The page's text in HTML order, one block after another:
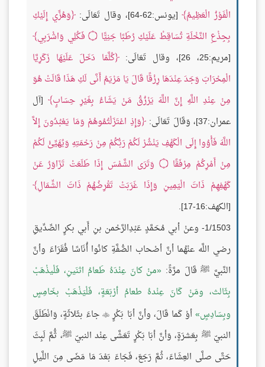
الْفَوْزُ الْعَظِيمُ [يونس:62-64]، وقال تَعَالَى:
وَهُزِّي إِلَيْكِ
بِجِذْعِ النَّخْلَةِ تُسَاقِطْ عَلَيْكِ رُطَبًا جَنِيًّا ۝ فَكُلِي وَاشْرَبِي
[مريم:25، 26]، وقال تَعَالَى:
كُلَّمَا دَخَلَ عَلَيْهَا زَكَرِيَّا
الْمِحْرَابَ وَجَدَ عِنْدَهَا رِزْقًا قَالَ يَا مَرْيَمُ أَنَّى لَكِ هَذَا قَالَتْ هُوَ
مِنْ عِنْدِ اللَّهِ إِنَّ اللَّهَ يَرْزُقُ مَنْ يَشَاءُ بِغَيْرِ حِسَابٍ
[آل
عمران:37]، وَقَالَ تَعَالَى:
وَإِذِ اعْتَزَلْتُمُوهُمْ وَمَا يَعْبُدُونَ إِلاَّ
اللَّهَ فَأْوُوا إِلَى الْكَهْفِ يَنْشُرْ لَكُمْ رَبُّكُمْ مِنْ رَحْمَتِهِ وَيُهَيِّئْ لَكُمْ
مِنْ أَمْرِكُمْ مِرْفَقًا۝ وَتَرَى الشَّمْسَ إِذَا طَلَعَتْ تَزَاوَرُ عَنْ
كَهْفِهِمْ ذَاتَ الْيَمِينِ وَإِذَا غَرَبَتْ تَقْرِضُهُمْ ذَاتَ الشِّمَالِ
[الكهف:16-17].
1/1503- وعنْ أبي مُحَمَّدٍ عَبْدِالرَّحْمن بنِ أَبي بكرٍ الصِّدِّيقِ
رضي اللَّه عنْهُما أنَّ أصْحاب الصُّفَّةِ كانُوا أُنَاسًا فُقَرَاءَ وأنَّ
النَّبيَّ ﷺ قَالَ مرَّةً: منْ كانَ عِنْدَهُ طَعامُ اثنَينِ، فَلْيذْهَبْ
بِثَالث، ومَنْ كَانَ عِنْدهُ طعامُ أرْبَعَةٍ، فَلْيَذْهَبْ بخَامِسٍ
وبِسَادِسٍ أوْ كَما قَالَ، وأنَّ أبَا بَكْرٍ جاءَ بثَلاثَةٍ، وَانْطَلَقَ
النبيّ ﷺ بِعَشرَةٍ، وَأنَّ أبَا بَكْرٍ تَعَشَّى عِنْد النبيّ ﷺ، ثُّمَّ لَبِثَ
حَتَّى صلَّى العِشَاءَ، ثُمَّ رَجَعَ، فَجَاءَ بَعْدَ مَا مَضَى مِنَ اللَّيلِ